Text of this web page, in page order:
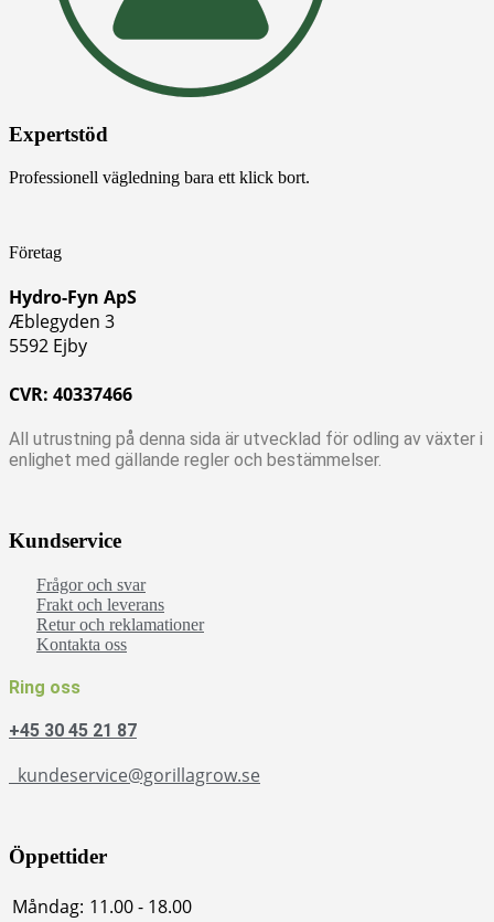
Expertstöd
Professionell vägledning bara ett klick bort.
Företag
Hydro-Fyn ApS
Æblegyden 3
5592 Ejby
CVR: 40337466
All utrustning på denna sida är utvecklad för odling av växter i
enlighet med gällande regler och bestämmelser.
Kundservice
Frågor och svar
Frakt och leverans
Retur och reklamationer
Kontakta oss
Ring oss
+45 30 45 21 87
kundeservice@gorillagrow.se
Öppettider
Måndag: 11.00 - 18.00